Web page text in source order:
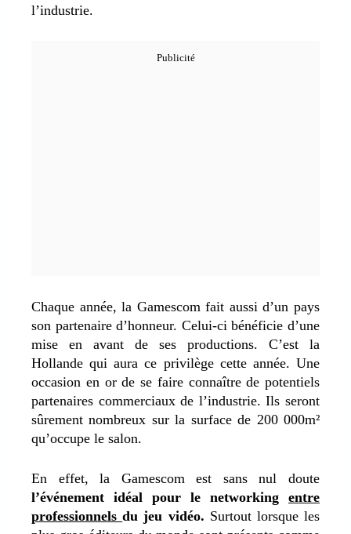
l’industrie.
Chaque année, la Gamescom fait aussi d’un pays
son partenaire d’honneur. Celui-ci bénéficie d’une
mise en avant de ses productions. C’est la
Hollande qui aura ce privilège cette année. Une
occasion en or de se faire connaître de potentiels
partenaires commerciaux de l’industrie. Ils seront
sûrement nombreux sur la surface de 200 000m²
qu’occupe le salon.
En effet, la Gamescom est sans nul doute
l’événement idéal pour le networking entre
professionnelsdu jeu vidéo. Surtout lorsque les